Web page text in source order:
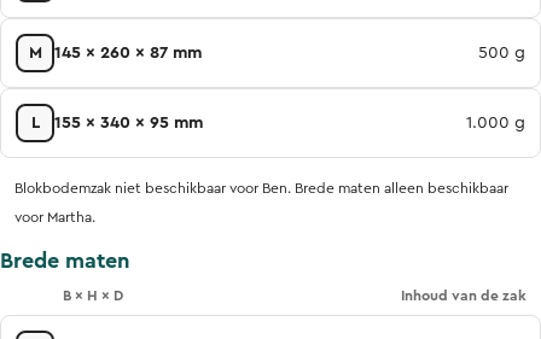
M 145 x 260 x 87 mm 500 g
L 155 x 340 x 95 mm 1.000 g
Blokbodemzak niet beschikbaar voor Ben. Brede maten alleen beschikbaar
voor Martha.
Brede maten
B × H × D Inhoud van de zak